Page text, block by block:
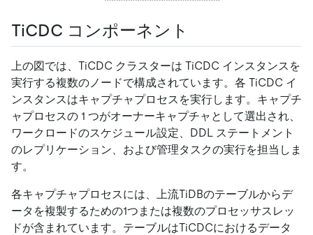
TiCDC コンポーネント
上の図では、TiCDC クラスターは TiCDC インスタンスを
実行する複数のノードで構成されています。各 TiCDC イ
ンスタンスはキャプチャプロセスを実行します。キャプチ
ャプロセスの 1 つがオーナーキャプチャとして選出され、
ワークロードのスケジュール設定、DDL ステートメント
のレプリケーション、および管理タスクの実行を担当しま
す。
各キャプチャプロセスには、上流TiDBのテーブルからデ
ータを複製するための1つまたは複数のプロセッサスレッ
ドが含まれています。テーブルはTiCDCにおけるデータ